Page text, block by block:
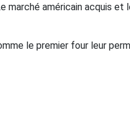
marché américain acquis et
le premier four leur